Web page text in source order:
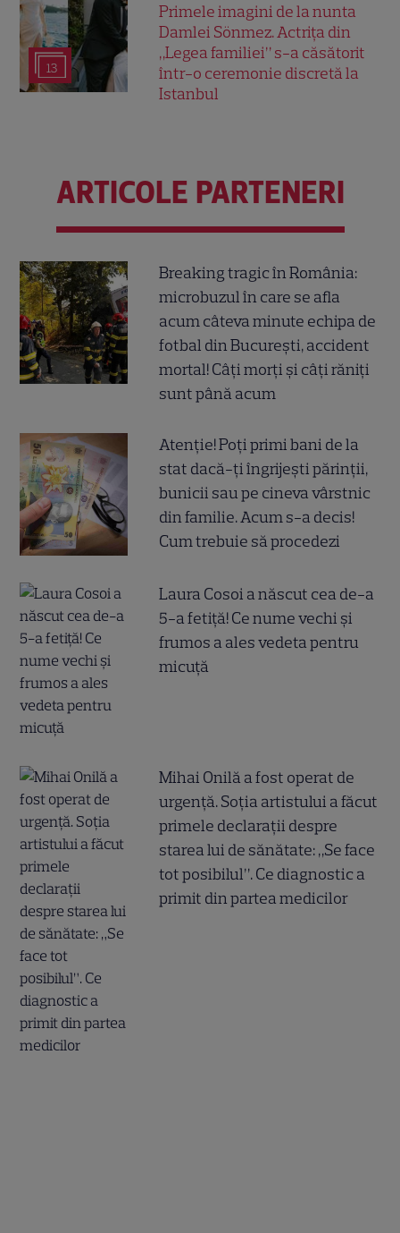
13
Primele imagini de la nunta
Damlei Sönmez. Actrița din
„Legea familiei” s-a căsătorit
într-o ceremonie discretă la
Istanbul
ARTICOLE PARTENERI
Breaking tragic în România:
microbuzul în care se afla
acum câteva minute echipa de
fotbal din București, accident
mortal! Câți morți și câți răniți
sunt până acum
Atenție! Poți primi bani de la
stat dacă-ți îngrijești părinții,
bunicii sau pe cineva vârstnic
din familie. Acum s-a decis!
Cum trebuie să procedezi
Laura Cosoi a născut cea de-a
5-a fetiță! Ce nume vechi și
frumos a ales vedeta pentru
micuță
Mihai Onilă a fost operat de
urgență. Soția artistului a făcut
primele declarații despre
starea lui de sănătate: „Se face
tot posibilul”. Ce diagnostic a
primit din partea medicilor